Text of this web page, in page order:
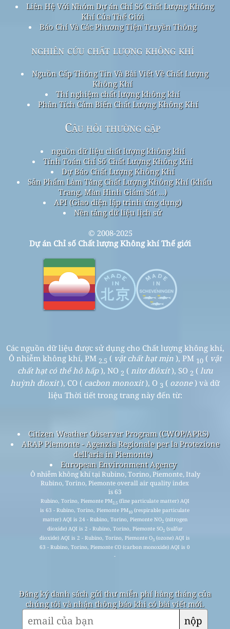
Liên Hệ Với Nhóm Dự án Chỉ Số Chất Lượng Không
Khí Của Thế Giới
Báo Chí Và Các Phương Tiện Truyền Thông
nghiên cứu chất lượng không khí
Nguồn Cấp Thông Tin Và Bài Viết Về Chất Lượng
Không Khí
Thí nghiệm chất lượng không khí
Phân Tích Cảm Biến Chất Lượng Không Khí
Câu hỏi thường gặp
nguồn dữ liệu chất lượng không khí
Tính Toán Chỉ Số Chất Lượng Không Khí
Dự Báo Chất Lượng Không Khí
Sản Phẩm Làm Tăng Chất Lượng Không Khí (khẩu
Trang, Màn Hình Giám Sát ...)
API (Giao diện lập trình ứng dụng)
Nền tảng dữ liệu lịch sử
© 2008-2025
Dự án Chỉ số Chất lượng Không khí Thế giới
Các nguồn dữ liệu được sử dụng cho Chất lượng không khí,
Ô nhiễm không khí, PM 2.5 ( vật chất hạt mịn ), PM 10 ( vật
chất hạt có thể hô hấp), NO 2 ( nitơ điôxít), SO 2 ( lưu
huỳnh đioxit), CO ( cacbon monoxit), O 3 ( ozone) và dữ
liệu Thời tiết trong trang này đến từ:
Citizen Weather Observer Program (CWOP/APRS)
ARAP Piemonte - Agenzia Regionale per la Protezione
dell'aria in Piemonte)
European Environment Agency
Ô nhiễm không khí tại Rubino, Torino, Piemonte, Italy
Rubino, Torino, Piemonte overall air quality index
is 63
Rubino, Torino, Piemonte PM2.5(fine particulate matter) AQI
is 63 - Rubino, Torino, Piemonte PM10 (respirable particulate
matter) AQI is 24 - Rubino, Torino, Piemonte NO2(nitrogen
dioxide) AQI is 2 - Rubino, Torino, Piemonte SO2(sulfur
dioxide) AQI is 2 - Rubino, Torino, Piemonte O3 (ozone) AQI is
63 - Rubino, Torino, Piemonte CO (carbon monoxide) AQI is 0
-
Đăng ký danh sách gửi thư miễn phí hàng tháng của
chúng tôi và nhận thông báo khi có bài viết mới.
nộp